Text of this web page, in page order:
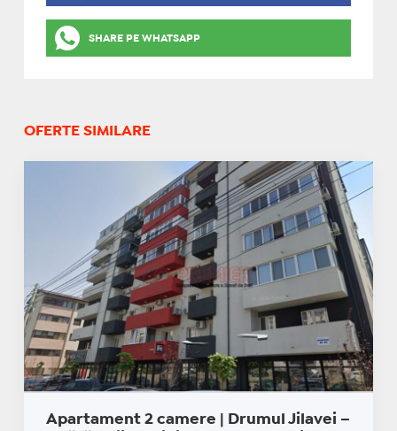
SHARE PE WHATSAPP
OFERTE SIMILARE
Apartament 2 camere | Drumul Jilavei –